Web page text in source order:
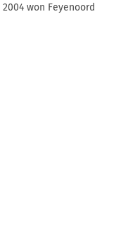
won Feyenoord